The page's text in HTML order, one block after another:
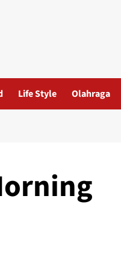
Life Style Olahraga